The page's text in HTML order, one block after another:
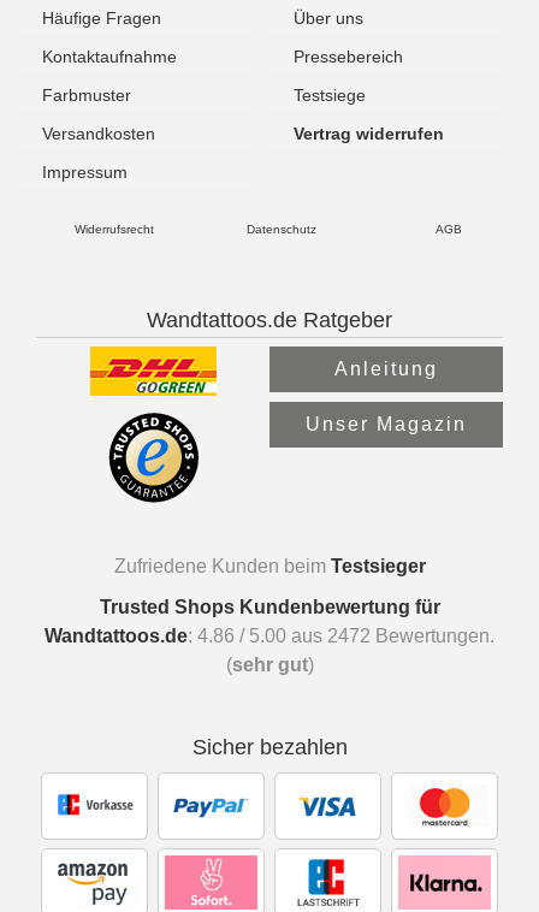
Häufige Fragen
Über uns
Kontaktaufnahme
Pressebereich
Farbmuster
Testsiege
Versandkosten
Vertrag widerrufen
Impressum
Widerrufsrecht Datenschutz AGB
Wandtattoos.de Ratgeber
Anleitung
Unser Magazin
Zufriedene Kunden beim Testsieger
Trusted Shops Kundenbewertung für
Wandtattoos.de: 4.86 / 5.00 aus 2472 Bewertungen.
(sehr gut)
Sicher bezahlen